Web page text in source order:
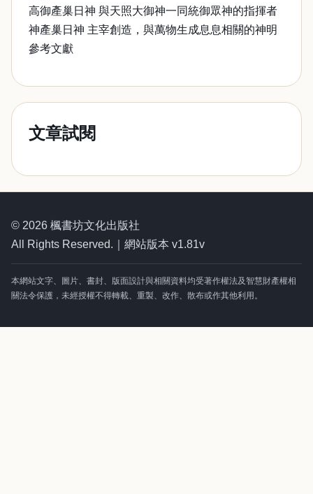
高御產巢日神 與天照大御神一同統御眾神的指揮者
神產巢日神 主宰創造，與萬物生成息息相關的神明
參考文獻
文章試閱
© 2026 楓書坊文化出版社
All Rights Reserved.｜網站版本 v1.81v
本網站文字、圖片、書封、版面設計與相關資料均受著作權法及智慧財產權相
關法令保護，未經授權不得轉載、重製、改作、散布或作其他利用。